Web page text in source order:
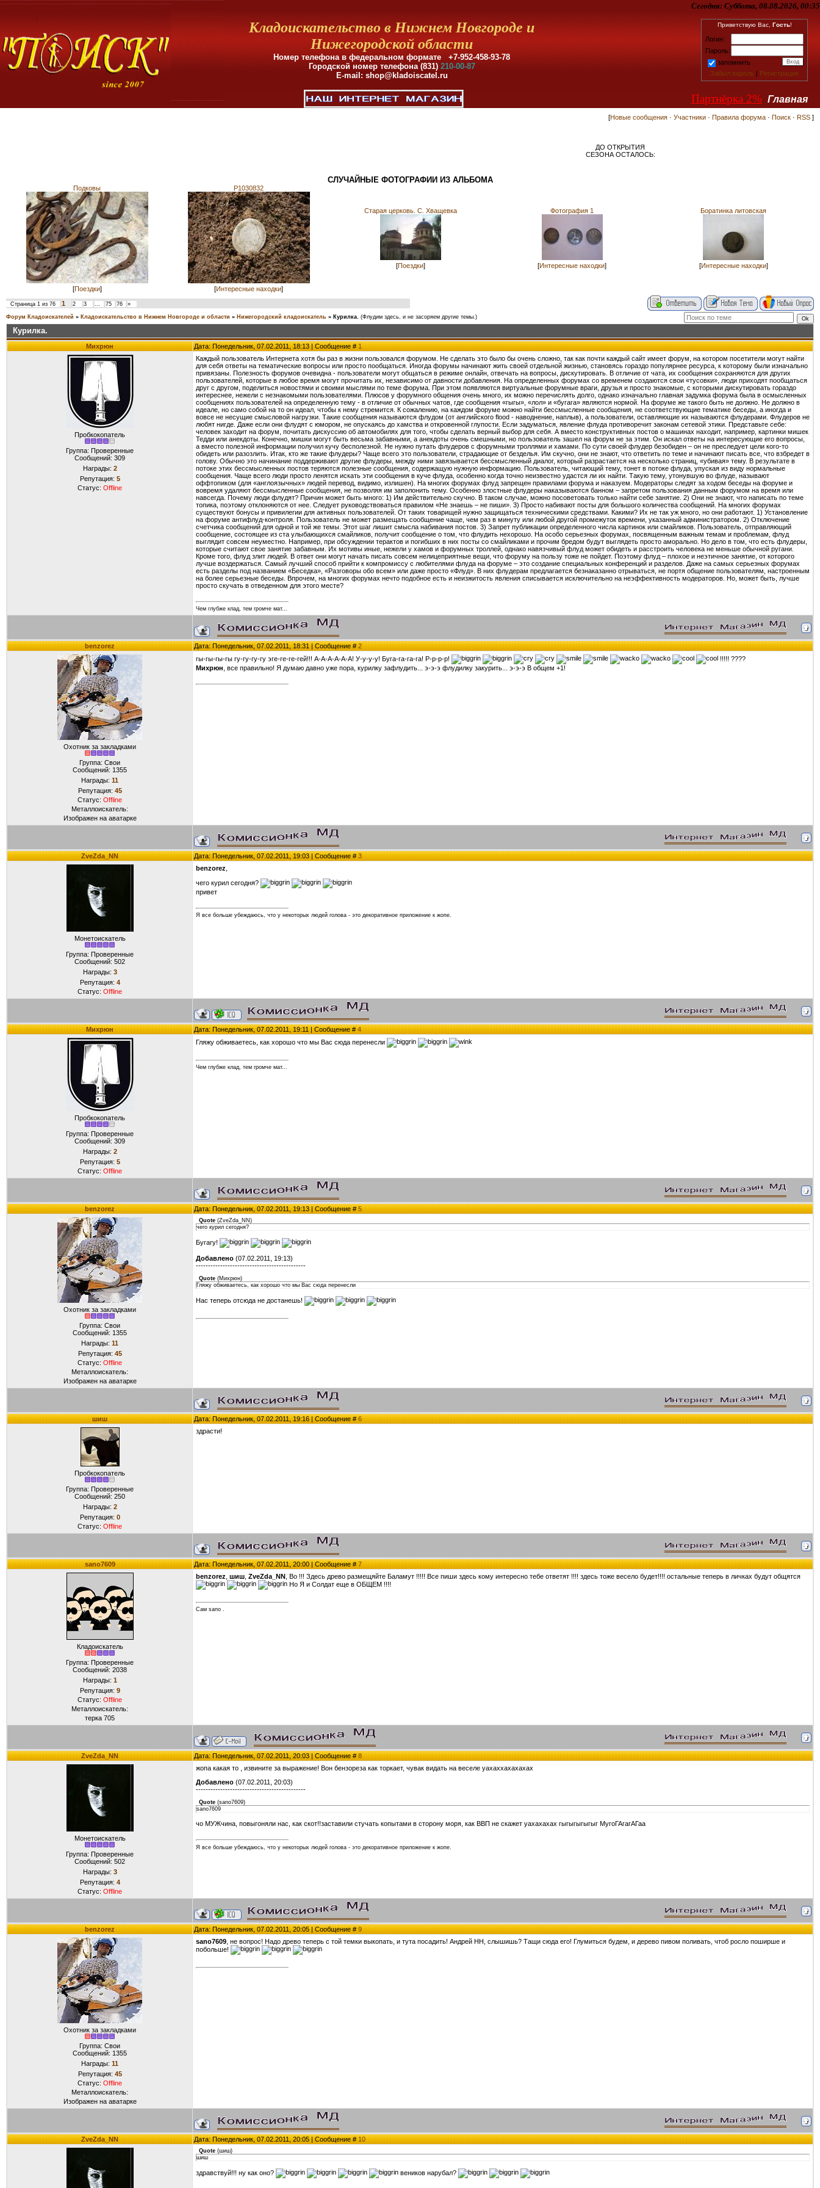
Сегодня: Суббота, 08.08.2026, 00:35
Кладоискательство в Нижнем Новгороде и
Нижегородской области
Номер телефона в федеральном формате +7-952-458-93-78
Городской номер телефона (831) 210-00-87
E-mail: shop@kladoiscatel.ru
Приветствую Вас, Гость!
Логин:
Пароль:
запомнить
Забыл пароль | Регистрация
Партнёрка 2% Главная
[Новые сообщения · Участники · Правила форума · Поиск · RSS ]
ДО ОТКРЫТИЯ
СЕЗОНА ОСТАЛОСЬ:
СЛУЧАЙНЫЕ ФОТОГРАФИИ ИЗ АЛЬБОМА
Подковы
[Поездки]
P1030832
[Интересные находки]
Старая церковь. С. Хващевка
[Поездки]
Фотография 1
[Интересные находки]
Боратинка литовская
[Интересные находки]
Страница 1 из 76 1 2 3 … 75 76 »
Форум Кладоискателей » Кладоискательство в Нижнем Новгороде и области » Нижегородский кладоискатель » Курилка. (Флудим здесь, и не засоряем другие темы.)
Курилка.
Михрюн Дата: Понедельник, 07.02.2011, 18:13 | Сообщение #1
Пробкокопатель
Группа: Проверенные
Сообщений: 309
Награды: 2
Репутация: 5
Статус: Offline
Каждый пользователь Интернета хотя бы раз в жизни пользовался форумом. Не сделать это было бы очень сложно, так как почти каждый сайт имеет форум, на котором посетители могут найти
для себя ответы на тематические вопросы или просто пообщаться. Иногда форумы начинают жить своей отдельной жизнью, становясь гораздо популярнее ресурса, к которому были изначально
привязаны. Полезность форумов очевидна - пользователи могут общаться в режиме онлайн, отвечать на вопросы, дискутировать. В отличие от чата, их сообщения сохраняются для других
пользователей, которые в любое время могут прочитать их, независимо от давности добавления. На определенных форумах со временем создаются свои «тусовки», люди приходят пообщаться
друг с другом, поделиться новостями и своими мыслями по теме форума. При этом появляются виртуальные форумные враги, друзья и просто знакомые, с которыми дискутировать гораздо
интереснее, нежели с незнакомыми пользователями. Плюсов у форумного общения очень много, их можно перечислять долго, однако изначально главная задумка форума была в осмысленных
сообщениях пользователей на определенную тему - в отличие от обычных чатов, где сообщения «гыгы», «лол» и «бугага» являются нормой. На форуме же такого быть не должно. Не должно в
идеале, но само собой на то он идеал, чтобы к нему стремится. К сожалению, на каждом форуме можно найти бессмысленные сообщения, не соответствующие тематике беседы, а иногда и
вовсе не несущие смысловой нагрузки. Такие сообщения называются флудом (от английского flood - наводнение, наплыв), а пользователи, оставляющие их называются флудерами. Флудеров не
любят нигде. Даже если они флудят с юмором, не опускаясь до хамства и откровенной глупости. Если задуматься, явление флуда противоречит законам сетевой этики. Представьте себе:
человек заходит на форум, почитать дискуссию об автомобилях для того, чтобы сделать верный выбор для себя. А вместо конструктивных постов о машинах находит, например, картинки мишек
Тедди или анекдоты. Конечно, мишки могут быть весьма забавными, а анекдоты очень смешными, но пользователь зашел на форум не за этим. Он искал ответы на интересующие его вопросы,
а вместо полезной информации получил кучу бесполезной. Не нужно путать флудеров с форумными троллями и хамами. По сути своей флудер безобиден – он не преследует цели кого-то
обидеть или разозлить. Итак, кто же такие флудеры? Чаще всего это пользователи, страдающие от безделья. Им скучно, они не знают, что ответить по теме и начинают писать все, что взбредет в
голову. Обычно это начинание поддерживают другие флудеры, между ними завязывается бессмысленный диалог, который разрастается на несколько страниц, «убивая» тему. В результате в
потоке этих бессмысленных постов теряются полезные сообщения, содержащую нужную информацию. Пользователь, читающий тему, тонет в потоке флуда, упуская из виду нормальные
сообщения. Чаще всего люди просто ленятся искать эти сообщения в куче флуда, особенно когда точно неизвестно удастся ли их найти. Такую тему, утонувшую во флуде, называют
оффтопиком (для «англоязычных» людей перевод, видимо, излишен). На многих форумах флуд запрещен правилами форума и наказуем. Модераторы следят за ходом беседы на форуме и
вовремя удаляют бессмысленные сообщения, не позволяя им заполонить тему. Особенно злостные флудеры наказываются банном – запретом пользования данным форумом на время или
навсегда. Почему люди флудят? Причин может быть много: 1) Им действительно скучно. В таком случае, можно посоветовать только найти себе занятие. 2) Они не знают, что написать по теме
топика, поэтому отклоняются от нее. Следует руководствоваться правилом «Не знаешь – не пиши». 3) Просто набивают посты для большого количества сообщений. На многих форумах
существуют бонусы и привилегии для активных пользователей. От таких товарищей нужно защищаться техническими средствами. Какими? Их не так уж много, но они работают. 1) Установление
на форуме антифлуд-контроля. Пользователь не может размещать сообщение чаще, чем раз в минуту или любой другой промежуток времени, указанный администратором. 2) Отключение
счетчика сообщений для одной и той же темы. Этот шаг лишит смысла набивания постов. 3) Запрет публикации определенного числа картинок или смайликов. Пользователь, отправляющий
сообщение, состоящее из ста улыбающихся смайликов, получит сообщение о том, что флудить нехорошо. На особо серьезных форумах, посвященным важным темам и проблемам, флуд
выглядит совсем неуместно. Например, при обсуждении терактов и погибших в них посты со смайликами и прочим бредом будут выглядеть просто аморально. Но дело в том, что есть флудеры,
которые считают свое занятие забавным. Их мотивы иные, нежели у хамов и форумных троллей, однако навязчивый флуд может обидеть и расстроить человека не меньше обычной ругани.
Кроме того, флуд злит людей. В ответ они могут начать писать совсем нелицеприятные вещи, что форуму на пользу тоже не пойдет. Поэтому флуд – плохое и неэтичное занятие, от которого
лучше воздержаться. Самый лучший способ прийти к компромиссу с любителями флуда на форуме – это создание специальных конференций и разделов. Даже на самых серьезных форумах
есть разделы под названием «Беседка», «Разговоры обо всем» или даже просто «Флуд». В них флудерам предлагается безнаказанно отрываться, не портя общение пользователям, настроенным
на более серьезные беседы. Впрочем, на многих форумах нечто подобное есть и неизжитость явления списывается исключительно на неэффективность модераторов. Но, может быть, лучше
просто скучать в отведенном для этого месте?
Чем глубже клад, тем громче мат...
benzorez Дата: Понедельник, 07.02.2011, 18:31 | Сообщение #2
Охотник за закладками
Группа: Свои
Сообщений: 1355
Награды: 11
Репутация: 45
Статус: Offline
Металлоискатель:
Изображен на аватарке
гы-гы-гы-гы гу-гу-гу-гу эге-ге-ге-гей!!! А-А-А-А-А-А! У-у-у-у! Буга-га-га-га! Р-р-р-р!
!!!!! ????
Михрюн , все правильно! Я думаю давно уже пора, курилку зафлудить... э-э-э флудилку закурить... э-э-э В общем +1!
ZveZda_NN Дата: Понедельник, 07.02.2011, 19:03 | Сообщение #3
Монетоискатель
Группа: Проверенные
Сообщений: 502
Награды: 3
Репутация: 4
Статус: Offline
benzorez
чего курил сегодня?
привет
Я все больше убеждаюсь, что у некоторых людей голова - это декоративное приложение к жопе.
Михрюн Дата: Понедельник, 07.02.2011, 19:11 | Сообщение #4
Пробкокопатель
Группа: Проверенные
Сообщений: 309
Награды: 2
Репутация: 5
Статус: Offline
Гляжу обживаетесь, как хорошо что мы Вас сюда перенесли
Чем глубже клад, тем громче мат...
benzorez Дата: Понедельник, 07.02.2011, 19:13 | Сообщение #5
Охотник за закладками
Группа: Свои
Сообщений: 1355
Награды: 11
Репутация: 45
Статус: Offline
Металлоискатель:
Изображен на аватарке
Quote (ZveZda_NN )
чего курил сегодня?
Бугагу!
Добавлено (07.02.2011, 19:13)
---------------------------------------------
Quote (Михрюн)
Гляжу обживаетесь, как хорошо что мы Вас сюда перенесли
Нас теперь отсюда не достанешь!
шиш Дата: Понедельник, 07.02.2011, 19:16 | Сообщение #6
Пробкокопатель
Группа: Проверенные
Сообщений: 250
Награды: 2
Репутация: 0
Статус: Offline
здрасти!
sano7609 Дата: Понедельник, 07.02.2011, 20:00 | Сообщение #7
Кладоискатель
Группа: Проверенные
Сообщений: 2038
Награды: 1
Репутация: 9
Статус: Offline
Металлоискатель:
терка 705
benzorez шиш ZveZda_NN , Во !!! Здесь древо размещяйте Баламут !!!!! Все пиши здесь кому интересно тебе ответят !!!! здесь тоже весело будет!!!! остальные теперь в личках будут общятся
Но Я и Солдат еще в ОБЩЕМ !!!!
Сам sano .
ZveZda_NN Дата: Понедельник, 07.02.2011, 20:03 | Сообщение #8
Монетоискатель
Группа: Проверенные
Сообщений: 502
Награды: 3
Репутация: 4
Статус: Offline
жопа какая то , извините за выражение! Вон бензореза как торкает, чувак видать на веселе уахаххахахахах
Добавлено (07.02.2011, 20:03)
---------------------------------------------
Quote (sano7609)
sano7609
чо МУЖчина, повыгоняли нас, как скот!!заставили стучать копытами в сторону моря, как ВВП не скажет уахахахах гыгыгыгыгыг МугоГАгагАГаа
Я все больше убеждаюсь, что у некоторых людей голова - это декоративное приложение к жопе.
benzorez Дата: Понедельник, 07.02.2011, 20:05 | Сообщение #9
Охотник за закладками
Группа: Свои
Сообщений: 1355
Награды: 11
Репутация: 45
Статус: Offline
Металлоискатель:
Изображен на аватарке
sano7609 , не вопрос! Надо древо теперь с той темки выкопать, и тута посадить! Андрей НН, слышишь? Тащи сюда его! Глумиться будем, и дерево пивом поливать, чтоб росло поширше и
побольше!
ZveZda_NN Дата: Понедельник, 07.02.2011, 20:05 | Сообщение #10
Quote (шиш)
шиш
здравствуй!!! ну как оно? веников нарубал?